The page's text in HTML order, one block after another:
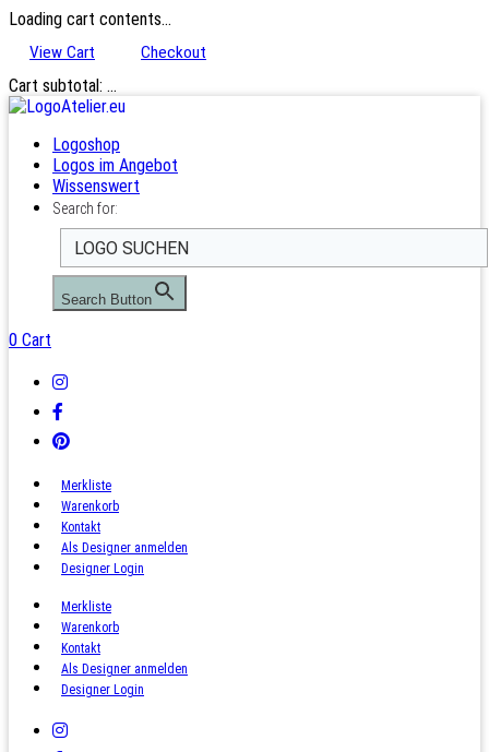
Loading cart contents...
View Cart Checkout
Cart subtotal: …
Logoshop
Logos im Angebot
Wissenswert
Search for:
Search Button
0 Cart
Merkliste
Warenkorb
Kontakt
Als Designer anmelden
Designer Login
Merkliste
Warenkorb
Kontakt
Als Designer anmelden
Designer Login